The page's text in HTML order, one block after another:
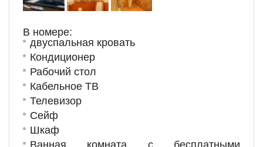
В номере:
двуспальная кровать
Кондиционер
Рабочий стол
Кабельное ТВ
Телевизор
Сейф
Шкаф
Ванная комната с бесплатными